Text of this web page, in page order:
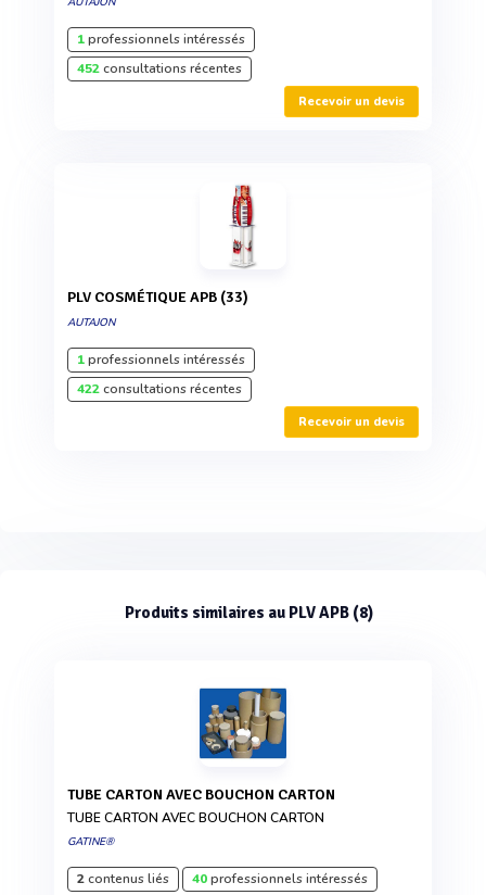
1professionnels intéressés
452consultations récentes
Recevoir un devis
PLV COSMÉTIQUE APB (33)
AUTAJON
1professionnels intéressés
422consultations récentes
Recevoir un devis
Produits similaires au PLV APB (8)
TUBE CARTON AVEC BOUCHON CARTON
TUBE CARTON AVEC BOUCHON CARTON
GATINE®
2contenus liés 40professionnels intéressés